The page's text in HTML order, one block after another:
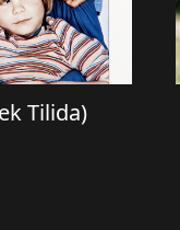
Tilida)